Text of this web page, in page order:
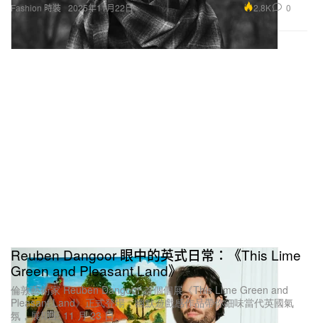
Fashion 時裝 2025年11月22日 2.8K 0
Reuben Dangoor 眼中的英式日常：《This Lime
Green and Pleasant Land》
倫敦藝術家 Reuben Dangoor 首個個展《This Lime Green and
Pleasant Land》正式登場，幽默遊戲感作品帶你細味當代英國氣
氛，展期至 11 月 23 日。